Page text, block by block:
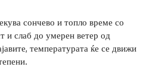
сончево и топло време со
и слаб до умерен ветер од
температурата ќе се движи